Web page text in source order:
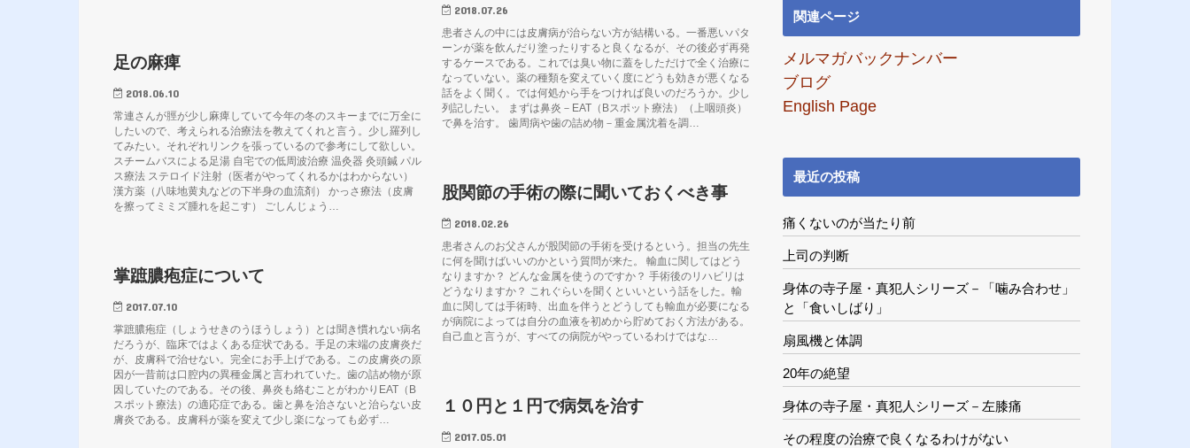
2018.07.26
患者さんの中には皮膚病が治らない方が結構いる。一番悪いパタ
ーンが薬を飲んだり塗ったりすると良くなるが、その後必ず再発
するケースである。これでは臭い物に蓋をしただけで全く治療に
なっていない。薬の種類を変えていく度にどうも効きが悪くなる
話をよく聞く。では何処から手をつければ良いのだろうか。少し
列記したい。 まずは鼻炎－EAT（Bスポット療法）（上咽頭炎）
で鼻を治す。 歯周病や歯の詰め物－重金属沈着を調…
足の麻痺
2018.06.10
常連さんが脛が少し麻痺していて今年の冬のスキーまでに万全に
したいので、考えられる治療法を教えてくれと言う。少し羅列し
てみたい。それぞれリンクを張っているので参考にして欲しい。
スチームバスによる足湯 自宅での低周波治療 温灸器 灸頭鍼 パル
ス療法 ステロイド注射（医者がやってくれるかはわからない）
漢方薬（八味地黄丸などの下半身の血流剤） かっさ療法（皮膚
を擦ってミミズ腫れを起こす） ごしんじょう…
股関節の手術の際に聞いておくべき事
2018.02.26
患者さんのお父さんが股関節の手術を受けるという。担当の先生
に何を聞けばいいのかという質問が来た。 輸血に関してはどう
なりますか？ どんな金属を使うのですか？ 手術後のリハビリは
どうなりますか？ これぐらいを聞くといいという話をした。輸
血に関しては手術時、出血を伴うとどうしても輸血が必要になる
が病院によっては自分の血液を初めから貯めておく方法がある。
自己血と言うが、すべての病院がやっているわけではな…
掌蹠膿疱症について
2017.07.10
掌蹠膿疱症（しょうせきのうほうしょう）とは聞き慣れない病名
だろうが、臨床ではよくある症状である。手足の末端の皮膚炎だ
が、皮膚科で治せない。完全にお手上げである。この皮膚炎の原
因が一昔前は口腔内の異種金属と言われていた。歯の詰め物が原
因していたのである。その後、鼻炎も絡むことがわかりEAT（B
スポット療法）の適応症である。歯と鼻を治さないと治らない皮
膚炎である。皮膚科が薬を変えて少し楽になっても必ず…
１０円と１円で病気を治す
2017.05.01
関連ページ
メルマガバックナンバー
ブログ
English Page
最近の投稿
痛くないのが当たり前
上司の判断
身体の寺子屋・真犯人シリーズ－「噛み合わせ」
と「食いしばり」
扇風機と体調
20年の絶望
身体の寺子屋・真犯人シリーズ－左膝痛
その程度の治療で良くなるわけがない